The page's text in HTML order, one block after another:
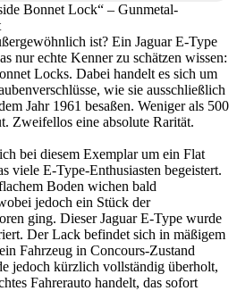
Bonnet Lock“ – Gunmetal-
ist? Ein Jaguar E-Type
nur echte Kenner zu schätzen wissen:
Locks. Dabei handelt es sich um
wie sie ausschließlich
Jahr 1961 besaßen. Weniger als 500
Zweifellos eine absolute Rarität.
bei diesem Exemplar um ein Flat
viele E-Type-Enthusiasten begeistert.
Boden wichen bald
jedoch ein Stück der
ging. Dieser Jaguar E-Type wurde
Der Lack befindet sich in mäßigem
Fahrzeug in Concours-Zustand
jedoch kürzlich vollständig überholt,
Fahrerauto handelt, das sofort